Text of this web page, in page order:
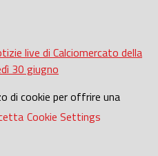
live di Calciomercato della
30 giugno
di cookie per offrire una
Cookie Settings